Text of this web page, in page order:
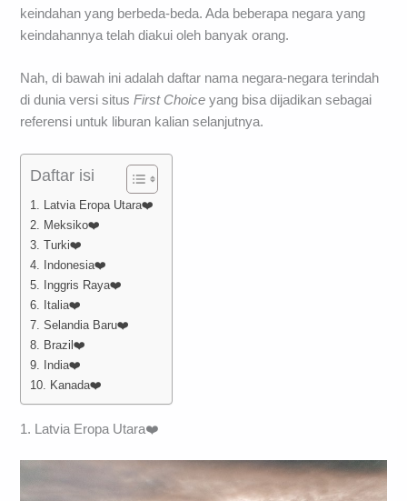
keindahan yang berbeda-beda. Ada beberapa negara yang
keindahannya telah diakui oleh banyak orang.
Nah, di bawah ini adalah daftar nama negara-negara terindah
di dunia versi situsFirst Choice yang bisa dijadikan sebagai
referensi untuk liburan kalian selanjutnya.
Daftar isi
1. Latvia Eropa Utara❤️
2. Meksiko❤️
3. Turki❤️
4. Indonesia❤️
5. Inggris Raya❤️
6. Italia❤️
7. Selandia Baru❤️
8. Brazil❤️
9. India❤️
10. Kanada❤️
1. Latvia Eropa Utara❤️